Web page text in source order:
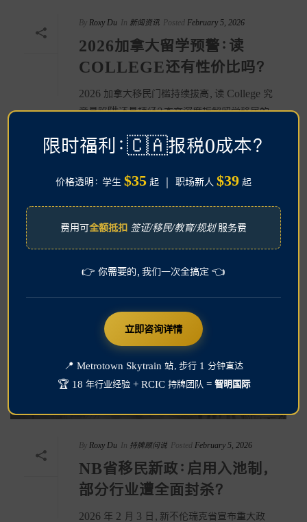
By Roxy Du In 新闻资讯 Posted February 5, 2026
2026加拿大留学预警：读
COLLEGE还有性价比吗？
2026 加拿大移民门槛持续拔高，读 College 究
竟是陷阱还是捷径？本文深度拆解留学移民的
以及省提名（PNP）与 NOC 代码的精准对标。
板”。
READ MORE
By Roxy Du In 持牌顾问说 Posted February 5, 2026
NB省移民新政：启用入池制，
部分行业遭全面封杀？
2026 年 2 月 3 日，新不伦瑞克省宣布重大政
限时福利：🇨🇦报税0成本？
价格透明： 学生 $35 起 ｜ 职场新人 $39 起
费用可全额抵扣 签证/移民/教育/规划服务费
👉 你需要的，我们一次全搞定 👈
立即咨询详情
📍 Metrotown Skytrain 站，步行 1 分钟直达
🏆 18 年行业经验 + RCIC 持牌团队 = 智明国际